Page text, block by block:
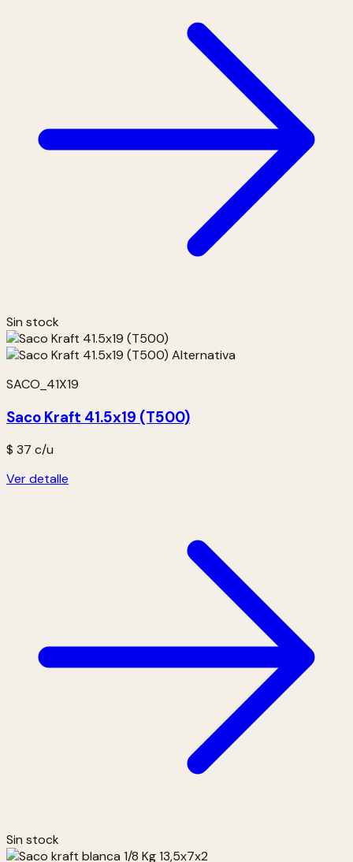
Sin stock
SACO_41X19
Saco Kraft 41.5x19 (T500)
$ 37 c/u
Ver detalle
Sin stock